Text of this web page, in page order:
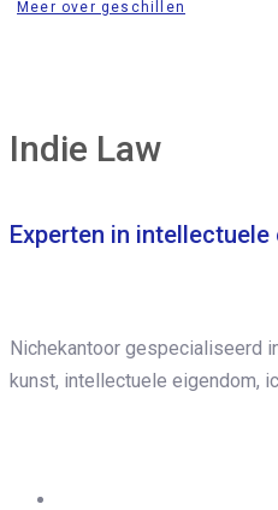
Meer over geschillen
Indie Law
Experten in intellectuele
Nichekantoor gespecialiseerd
kunst, intellectuele eigendom,